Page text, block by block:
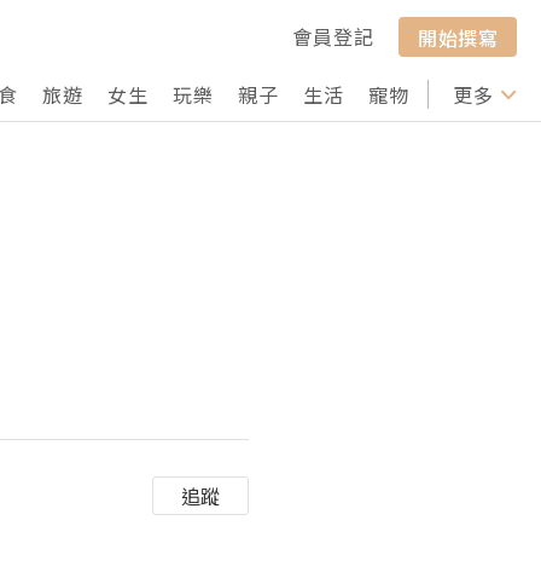
會員登記
開始撰寫
旅遊 女生 玩樂 親子 生活 寵物 行山 打卡
更多
追蹤